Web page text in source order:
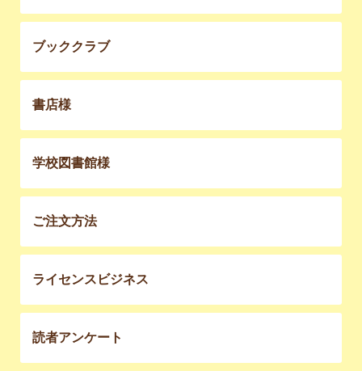
ブッククラブ
書店様
学校図書館様
ご注文方法
ライセンスビジネス
読者アンケート